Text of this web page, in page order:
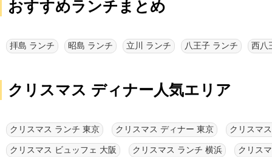
おすすめランチまとめ
拝島 ランチ 昭島 ランチ 立川 ランチ 八王子 ランチ 西八
クリスマス ディナー人気エリア
クリスマス ランチ 東京 クリスマス ディナー 東京 クリスマ
クリスマス ビュッフェ 大阪 クリスマス ランチ 横浜 クリス